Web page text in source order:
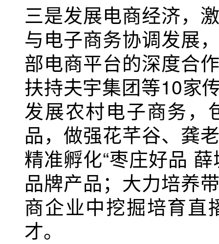
三是发展电商经济，
与电子商务协调发展
部电商平台的深度合
扶持夫宇集团等10家
发展农村电子商务，
品，做强花芊谷、龚
精准孵化“枣庄好品
品牌产品；大力培养
商企业中挖掘培育直
才。